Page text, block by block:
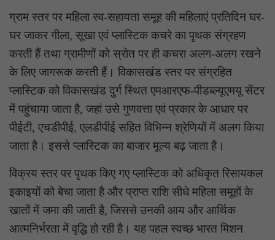
ग्राम स्तर पर महिला स्व-सहायता समूह की महिलाएं प्रतिदिन घर-
घर जाकर गीला, सूखा एवं प्लास्टिक कचरे का पृथक संग्रहण
करती हैं तथा ग्रामीणों को स्रोत पर ही कचरा अलग-अलग रखने
के लिए जागरूक करती हैं। विकासखंड स्तर पर संग्रहित
प्लास्टिक को विकासखंड दुर्ग स्थित एमआरएफ-पीडब्ल्यूएमयू सेंटर
में पहुंचाया जाता है, जहां उसे गुणवत्ता एवं प्रकार के आधार पर
पीईटी, एचडीपीई, एलडीपीई सहित विभिन्न श्रेणियों में अलग किया
जाता है। इससे प्लास्टिक का बाजार मूल्य बढ़ जाता है।
विक्रय स्तर पर पृथक किए गए प्लास्टिक को अधिकृत रिसायकल
इकाइयों को बेचा जाता है और प्राप्त राशि सीधे महिला समूहों के
खातों में जमा की जाती है, जिससे उनकी आय और आर्थिक
आत्मनिर्भरता में वृद्धि हो रही है। यह पहल स्वच्छ भारत मिशन